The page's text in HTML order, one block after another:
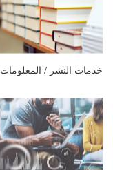
خدمات النشر / المعلومات